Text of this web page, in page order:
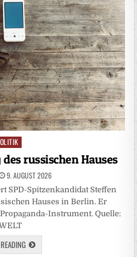
russischen Hauses
9. AUGUST 2026
SPD-Spitzenkandidat Steffen
Hauses in Berlin. Er
Instrument. Quelle: